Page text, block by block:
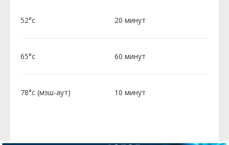
52°c 20 минут
65°c 60 минут
78°c (мэш-аут) 10 минут